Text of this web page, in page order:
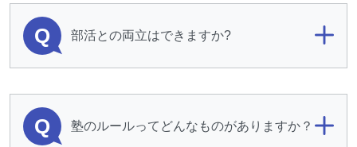
Q 部活との両立はできますか?
Q 塾のルールってどんなものがありますか？